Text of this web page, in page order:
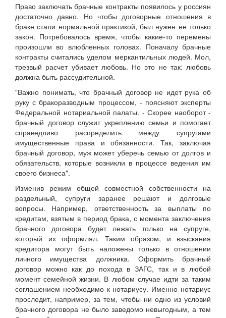
Право заключать брачные контракты появилось у россиян
достаточно давно. Но чтобы договорные отношения в
браке стали нормальной практикой, был нужен не только
закон. Потребовалось время, чтобы какие-то перемены
произошли во влюбленных головах. Поначалу брачные
контракты считались уделом меркантильных людей. Мол,
трезвый расчет убивает любовь. Но это не так: любовь
должна быть рассудительной.
"Важно понимать, что брачный договор не идет рука об
руку с бракоразводным процессом, - поясняют эксперты
Федеральной нотариальной палаты. - Скорее наоборот -
брачный договор служит укреплению семьи и помогает
справедливо распределить между супругами
имущественные права и обязанности. Так, заключая
брачный договор, муж может уберечь семью от долгов и
обязательств, которые возникли в процессе ведения им
своего бизнеса".
Изменив режим общей совместной собственности на
раздельный, супруги заранее решают и долговые
вопросы. Например, ответственность за выплаты по
кредитам, взятым в период брака, с момента заключения
брачного договора будет лежать только на супруге,
который их оформлял. Таким образом, и взыскания
кредитора могут быть наложены только в отношении
личного имущества должника. Оформить брачный
договор можно как до похода в ЗАГС, так и в любой
момент семейной жизни. В любом случае идти за таким
соглашением необходимо к нотариусу. Именно нотариус
проследит, например, за тем, чтобы ни одно из условий
брачного договора не было заведомо невыгодным, а тем